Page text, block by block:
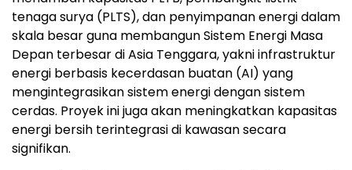
tenaga surya (PLTS), dan penyimpanan energi dalam
skala besar guna membangun Sistem Energi Masa
Depan terbesar di Asia Tenggara, yakni infrastruktur
energi berbasis kecerdasan buatan (AI) yang
mengintegrasikan sistem energi dengan sistem
cerdas. Proyek ini juga akan meningkatkan kapasitas
energi bersih terintegrasi di kawasan secara
signifikan.